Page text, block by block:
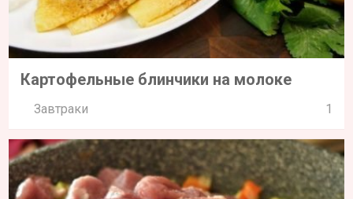
Картофельные блинчики на молоке
Завтраки 1